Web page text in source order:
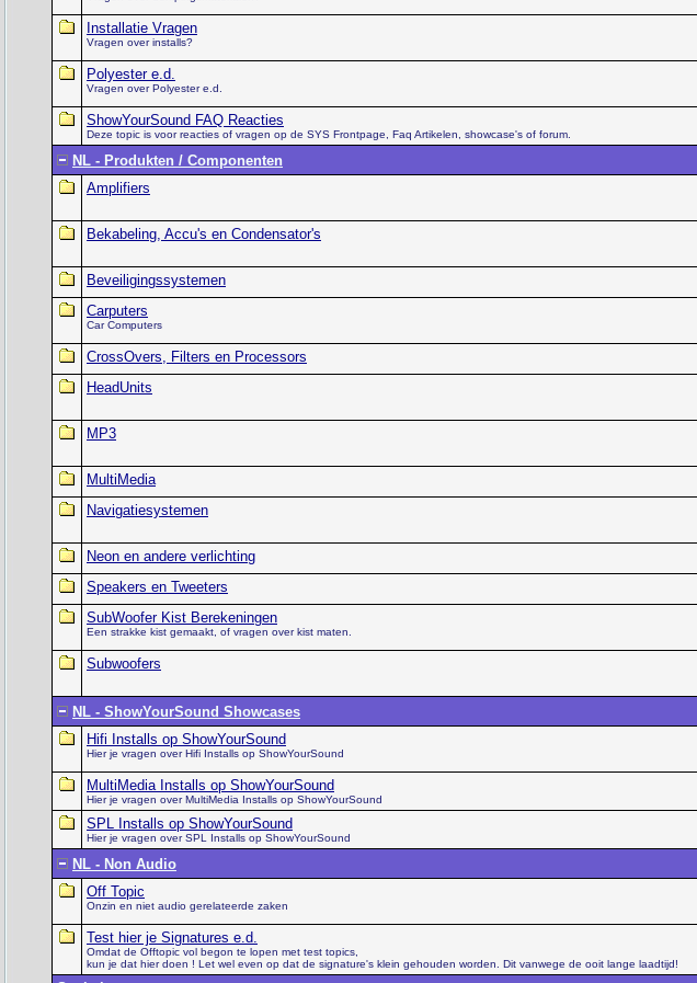
Installatie Vragen
Vragen over installs?
Polyester e.d.
Vragen over Polyester e.d.
ShowYourSound FAQ Reacties
Deze topic is voor reacties of vragen op de SYS Frontpage, Faq Artikelen, showcase's of forum.
NL - Produkten / Componenten
Amplifiers
Bekabeling, Accu's en Condensator's
Beveiligingssystemen
Carputers
Car Computers
CrossOvers, Filters en Processors
HeadUnits
MP3
MultiMedia
Navigatiesystemen
Neon en andere verlichting
Speakers en Tweeters
SubWoofer Kist Berekeningen
Een strakke kist gemaakt, of vragen over kist maten.
Subwoofers
NL - ShowYourSound Showcases
Hifi Installs op ShowYourSound
Hier je vragen over Hifi Installs op ShowYourSound
MultiMedia Installs op ShowYourSound
Hier je vragen over MultiMedia Installs op ShowYourSound
SPL Installs op ShowYourSound
Hier je vragen over SPL Installs op ShowYourSound
NL - Non Audio
Off Topic
Onzin en niet audio gerelateerde zaken
Test hier je Signatures e.d.
Omdat de Offtopic vol begon te lopen met test topics,
kun je dat hier doen ! Let wel even op dat de signature's klein gehouden worden. Dit vanwege de ooit lange laadtijd!